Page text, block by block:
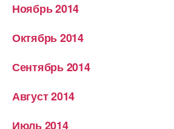
Ноябрь 2014
Октябрь 2014
Сентябрь 2014
Август 2014
Июль 2014